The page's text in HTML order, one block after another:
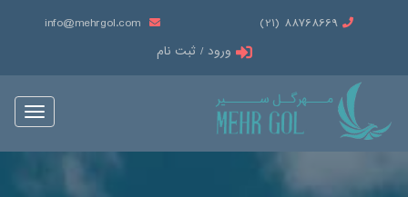
88768669 (21)
info@mehrgol.com
ورود / ثبت نام
Toggle